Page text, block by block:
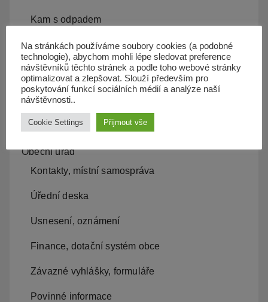
Kam s odpadem
Kanalizace
Územní plán
Občan server
Dopravní obslužnost
Obecní úřad
Kontakty, místní samospráva
Úřední deska
Usnesení, oznámení
Finance, dotační systém obce
Závazné vyhlášky, formuláře
Povinné informace
Na stránkách používáme soubory cookies (a podobné
technologie), abychom mohli lépe sledovat preference
návštěvníků těchto stránek a podle toho webové stránky
optimalizovat a zlepšovat. Slouží především pro
poskytování funkcí sociálních médií a analýze naší
návštěvnosti..
Cookie Settings Přijmout vše